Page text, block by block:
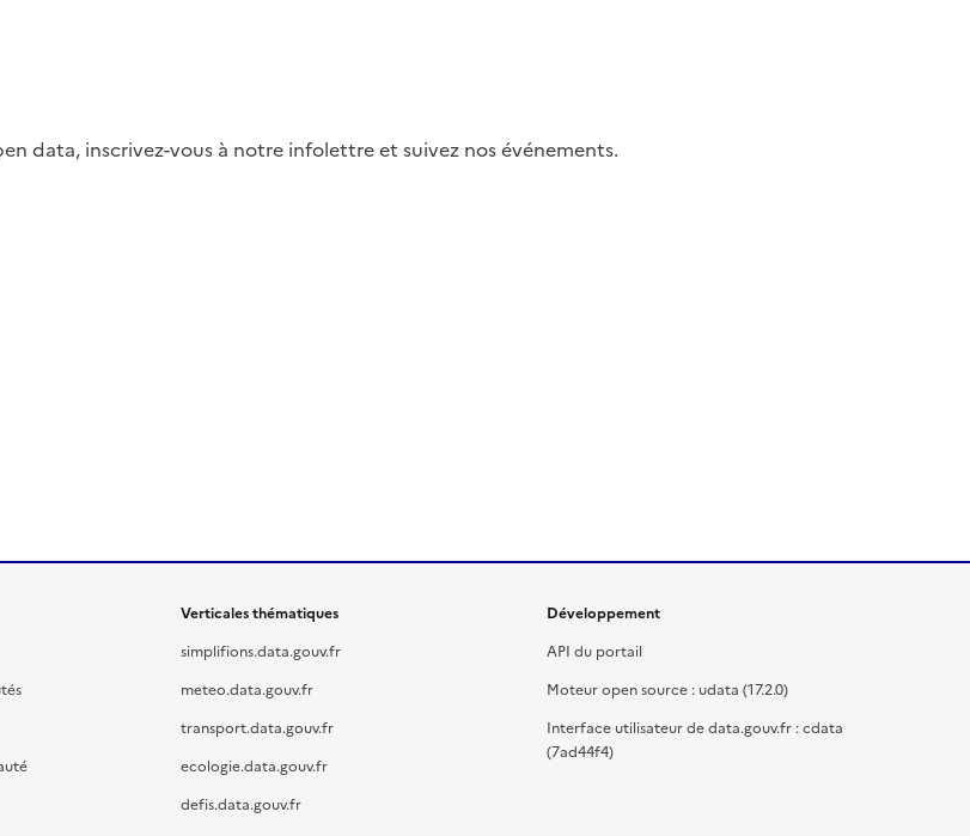
data, inscrivez-vous à notre infolettre et suivez nos événements.
Verticales thématiques
simplifions.data.gouv.fr
meteo.data.gouv.fr
transport.data.gouv.fr
ecologie.data.gouv.fr
defis.data.gouv.fr
Développement
API du portail
Moteur open source : udata (17.2.0)
Interface utilisateur de data.gouv.fr : cdata
(7ad44f4)